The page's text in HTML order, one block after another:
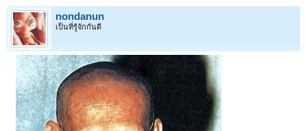
nondanun
เป็นที่รู้จักกันดี